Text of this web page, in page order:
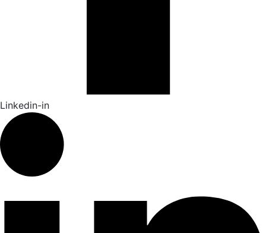
Linkedin-in